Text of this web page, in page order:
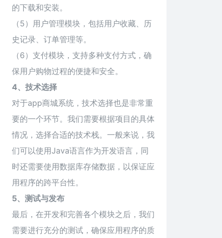
的下载和安装。
（5）用户管理模块，包括用户收藏、历
史记录、订单管理等。
（6）支付模块，支持多种支付方式，确
保用户购物过程的便捷和安全。
4、技术选择
对于app商城系统，技术选择也是非常重
要的一个环节。我们需要根据项目的具体
情况，选择合适的技术栈。一般来说，我
们可以使用Java语言作为开发语言，同
时还需要使用数据库存储数据，以保证应
用程序的跨平台性。
5、测试与发布
最后，在开发和完善各个模块之后，我们
需要进行充分的测试，确保应用程序的质